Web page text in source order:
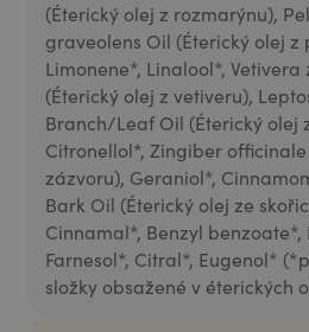
(Éterický olej z rozmarýnu),
graveolens Oil (Éterický olej z
Limonene*, Linalool*,
(Éterický olej z vetiveru),
Branch/Leaf Oil (Éterický olej
Citronellol*, Zingiber
zázvoru), Geraniol*,
Bark Oil (Éterický olej ze
Cinnamal*, Benzyl benzoate*,
Farnesol*, Citral*, Eugenol*
složky obsažené v éterických